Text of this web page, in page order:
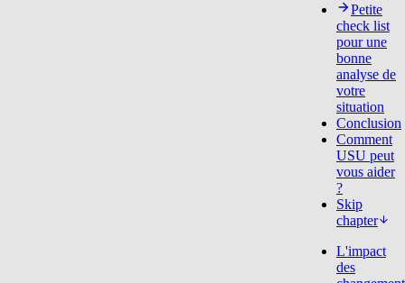
Petite
check list
pour une
bonne
analyse de
votre
situation
Conclusion
Comment
USU peut
vous aider
?
Skip
chapter
L'impact
des